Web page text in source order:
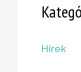
Hírek